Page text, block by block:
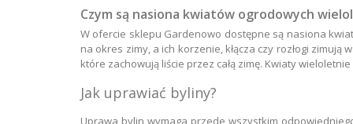
Czym są nasiona kwiatów ogrodowych
W ofercie sklepu Gardenowo dostępne są nasiona
na okres zimy, a ich korzenie, kłącza czy rozłogi
które zachowują liście przez całą zimę. Kwiaty
Jak uprawiać byliny?
Uprawa bylin wymaga przede wszystkim